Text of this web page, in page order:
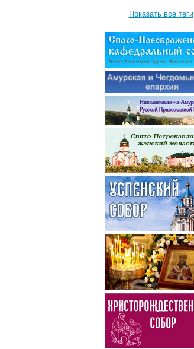
Показать все теги